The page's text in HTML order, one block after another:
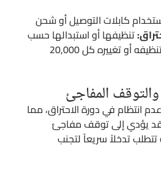
كابلات التوصيل أو شحن
تنظيفها أو استبدالها حسب
تنظيفه أو تغييره كل 20,000
انتظام في دورة الاحتراق، مما
وقد يؤدي إلى توقف مفاجئ
تدخلاً سريعاً لتجنب